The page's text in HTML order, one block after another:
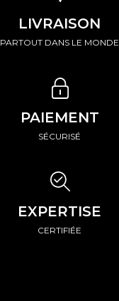
LIVRAISON
PARTOUT DANS LE MONDE
PAIEMENT
SÉCURISÉ
EXPERTISE
CERTIFIÉE